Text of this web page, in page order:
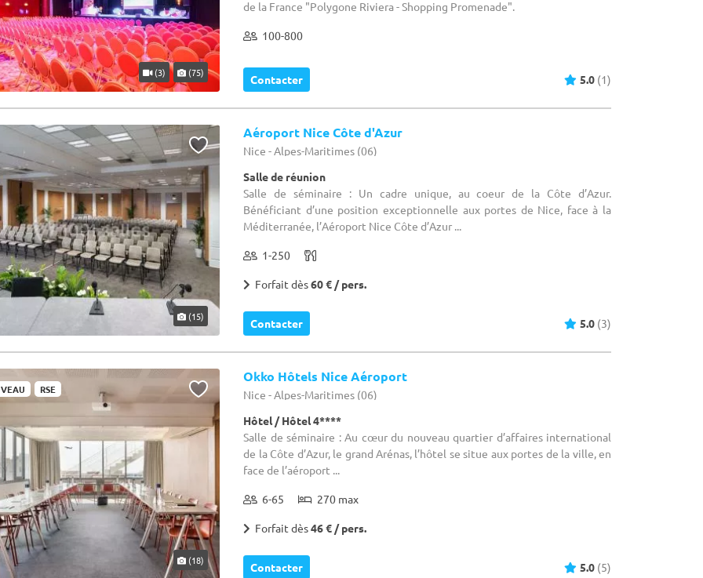
(3) (75)
de la France "Polygone Riviera - Shopping Promenade".
100-800
Contacter 5.0 (1)
(15)
Aéroport Nice Côte d'Azur
Nice - Alpes-Maritimes (06)
Salle de réunion
Salle de séminaire : Un cadre unique, au coeur de la Côte d’Azur.
Bénéficiant d’une position exceptionnelle aux portes de Nice, face à la
Méditerranée, l’Aéroport Nice Côte d’Azur ...
1-250
Forfait dès60 € / pers.
Contacter 5.0 (3)
RSE
(18)
Okko Hôtels Nice Aéroport
Nice - Alpes-Maritimes (06)
Hôtel / Hôtel 4****
Salle de séminaire : Au cœur du nouveau quartier d’affaires international
de la Côte d’Azur, le grand Arénas, l’hôtel se situe aux portes de la ville, en
face de l’aéroport ...
6-65 270 max
Forfait dès46 € / pers.
Contacter 5.0 (5)